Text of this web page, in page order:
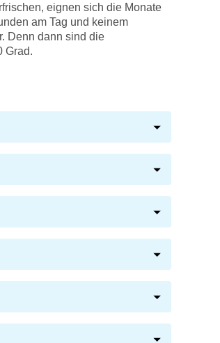
eignen sich die Monate
am Tag und keinem
Denn dann sind die
Grad.